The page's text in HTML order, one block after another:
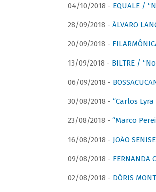
04/10/2018 - EQUALE /
28/09/2018 - ÁLVARO
20/09/2018 -
13/09/2018 - BILTRE /
06/09/2018 -
30/08/2018 - “Carlos
23/08/2018 - “Marco
16/08/2018 - JOÃO
09/08/2018 - FERNANDA
02/08/2018 - DÓRIS